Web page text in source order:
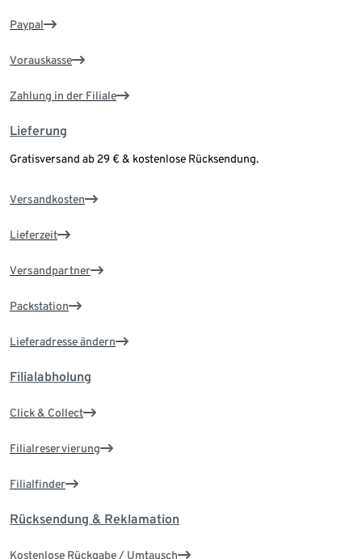
Paypal
Vorauskasse
Zahlung in der Filiale
Lieferung
Gratisversand ab 29 € & kostenlose Rücksendung.
Versandkosten
Lieferzeit
Versandpartner
Packstation
Lieferadresse ändern
Filialabholung
Click & Collect
Filialreservierung
Filialfinder
Rücksendung & Reklamation
Kostenlose Rückgabe / Umtausch